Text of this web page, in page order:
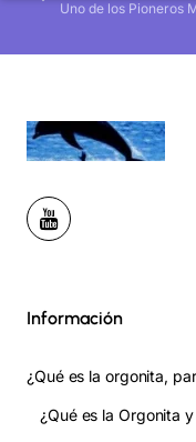
Uno de los Pioneros
Información